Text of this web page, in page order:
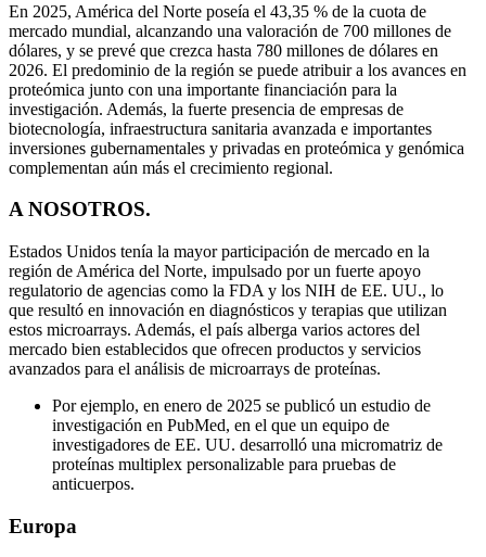
En 2025, América del Norte poseía el 43,35 % de la cuota de
mercado mundial, alcanzando una valoración de 700 millones de
dólares, y se prevé que crezca hasta 780 millones de dólares en
2026. El predominio de la región se puede atribuir a los avances en
proteómica junto con una importante financiación para la
investigación. Además, la fuerte presencia de empresas de
biotecnología, infraestructura sanitaria avanzada e importantes
inversiones gubernamentales y privadas en proteómica y genómica
complementan aún más el crecimiento regional.
A NOSOTROS.
Estados Unidos tenía la mayor participación de mercado en la
región de América del Norte, impulsado por un fuerte apoyo
regulatorio de agencias como la FDA y los NIH de EE. UU., lo
que resultó en innovación en diagnósticos y terapias que utilizan
estos microarrays. Además, el país alberga varios actores del
mercado bien establecidos que ofrecen productos y servicios
avanzados para el análisis de microarrays de proteínas.
Por ejemplo, en enero de 2025 se publicó un estudio de
investigación en PubMed, en el que un equipo de
investigadores de EE. UU. desarrolló una micromatriz de
proteínas multiplex personalizable para pruebas de
anticuerpos.
Europa